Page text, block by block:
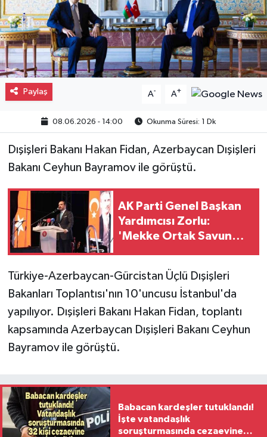
Paylaş A- A+
08.06.2026 - 14:00 Okunma Süresi: 1 Dk
Dışişleri Bakanı Hakan Fidan, Azerbaycan Dışişleri
Bakanı Ceyhun Bayramov ile görüştü.
AK Parti Genel Başkan
Yardımcısı Zorlu:
'Mekke Ortak Savunma
dünyasının güney
koridoru teminat altına
alınıyor'
Türkiye-Azerbaycan-Gürcistan Üçlü Dışişleri
Bakanları Toplantısı'nın 10'uncusu İstanbul'da
yapılıyor. Dışişleri Bakanı Hakan Fidan, toplantı
kapsamında Azerbaycan Dışişleri Bakanı Ceyhun
Bayramov ile görüştü.
Babacan kardeşler tutuklandı!
İşte vatandaşlık
soruşturmasında cezaevine
Spor
Eğitim